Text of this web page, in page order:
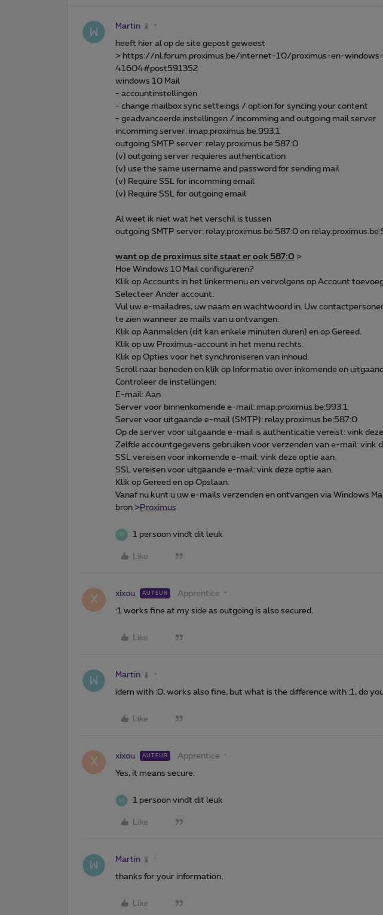
Martin
heeft hier al op de site gepost geweest
> https://nl.forum.proximus.be/internet-10/proximus-en-
41604#post591352
windows 10 Mail
- accountinstellingen
- change mailbox sync setteings / option for syncing your content
- geadvanceerde instellingen / incomming and outgoing mail server
incomming server: imap.proximus.be:993:1
outgoing SMTP server: relay.proximus.be:587:0
(v) outgoing server requieres authentication
(v) use the same username and password for sending mail
(v) Require SSL for incomming email
(v) Require SSL for outgoing email
Al weet ik niet wat het verschil is tussen
outgoing SMTP server: relay.proximus.be:587:0 en
want op de proximus site staat er ook 587:0 >
Hoe Windows 10 Mail configureren?
Klik op Accounts in het linkermenu en vervolgens op Account
Selecteer Ander account.
Vul uw e-mailadres, uw naam en wachtwoord in. Uw
te zien wanneer ze mails van u ontvangen.
Klik op Aanmelden (dit kan enkele minuten duren) en op Gereed.
Klik op uw Proximus-account in het menu rechts.
Klik op Opties voor het synchroniseren van inhoud.
Scroll naar beneden en klik op Informatie over inkomende en
Controleer de instellingen:
E-mail: Aan
Server voor binnenkomende e-mail: imap.proximus.be:993:1
Server voor uitgaande e-mail (SMTP): relay.proximus.be:587:0
Op de server voor uitgaande e-mail is authenticatie vereist: vink deze
Zelfde accountgegevens gebruiken voor verzenden van e-mail: vink
SSL vereisen voor inkomende e-mail: vink deze optie aan.
SSL vereisen voor uitgaande e-mail: vink deze optie aan.
Klik op Gereed en op Opslaan.
Vanaf nu kunt u uw e-mails verzenden en ontvangen via Windows
bron >Proximus
W 1 persoon vindt dit leuk
Like
X xixou AUTEUR Apprentice
:1 works fine at my side as outgoing is also secured.
Like
Martin
idem with :0, works also fine, but what is the difference with :1, do
Like
X xixou AUTEUR Apprentice
Yes, it means secure.
1 persoon vindt dit leuk
Like
Martin
thanks for your information.
Like